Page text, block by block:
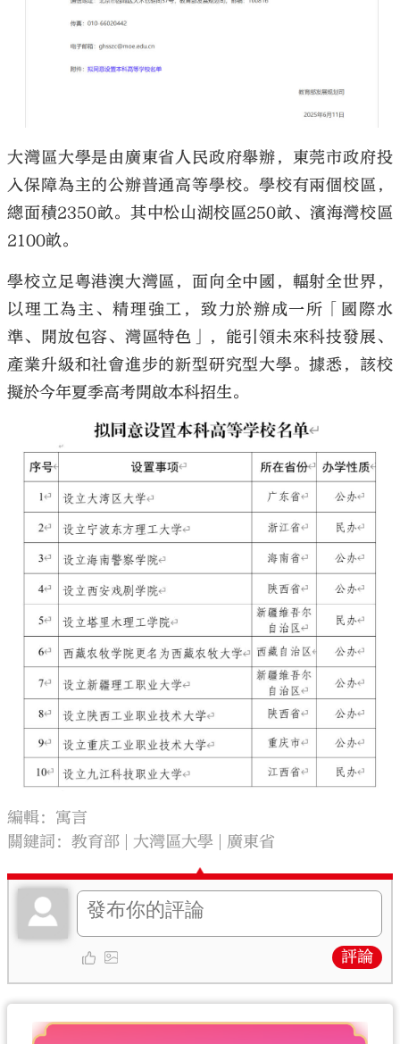
大灣區大學是由廣東省人民政府舉辦，東莞市政府投
入保障為主的公辦普通高等學校。學校有兩個校區，
總面積2350畝。其中松山湖校區250畝、濱海灣校區
2100畝。
學校立足粵港澳大灣區，面向全中國，輻射全世界，
以理工為主、精理強工，致力於辦成一所「國際水
準、開放包容、灣區特色」，能引領未來科技發展、
產業升級和社會進步的新型研究型大學。據悉，該校
擬於今年夏季高考開啟本科招生。
編輯：寓言
關鍵詞：教育部 大灣區大學 廣東省
評論